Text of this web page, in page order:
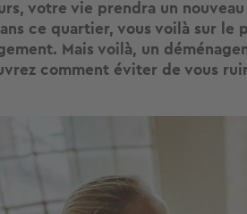
votre vie prendra un
ce quartier, vous voilà sur
Mais voilà, un
comment éviter de vous